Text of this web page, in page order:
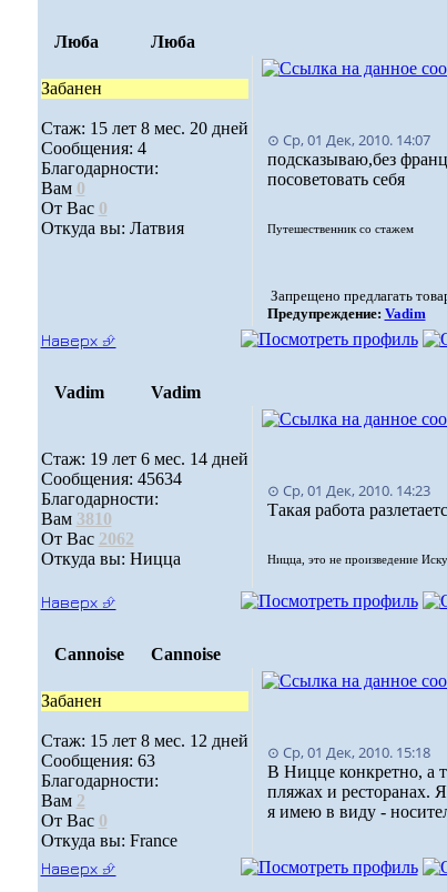
Люба Люба
Забанен
Стаж: 15 лет 8 мес. 20 дней
Сообщения: 4
Благодарности:
Вам 0
От Вас 0
Откуда вы: Латвия
⊙ Ср, 01 Дек, 2010. 14:07
подсказываю,без
посоветовать себя
Путешественник со стажем
Запрещено предлагать
Предупреждение: Vadim
Наверх ⮵
Vadim Vadim
Стаж: 19 лет 6 мес. 14 дней
Сообщения: 45634
Благодарности:
Вам 3810
От Вас 2062
Откуда вы: Ницца
⊙ Ср, 01 Дек, 2010. 14:23
Такая работа
Ницца, это не произведение
Наверх ⮵
Cannoise Cannoise
Забанен
Стаж: 15 лет 8 мес. 12 дней
Сообщения: 63
Благодарности:
Вам 2
От Вас 0
Откуда вы: France
⊙ Ср, 01 Дек, 2010. 15:18
В Ницце конкретно, а
пляжах и ресторанах.
я имею в виду -
Наверх ⮵